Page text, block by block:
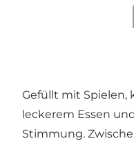
Gefüllt mit Spielen,
leckerem Essen
Stimmung.